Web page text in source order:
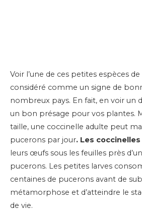
Voir l’une de ces petites espèces
considéré comme un signe de
nombreux pays. En fait, en voir un
un bon présage pour vos plantes.
taille, une coccinelle adulte peut
pucerons par jour. Les
leurs œufs sous les feuilles près
pucerons. Les petites larves
centaines de pucerons avant de
métamorphose et d’atteindre le
de vie.